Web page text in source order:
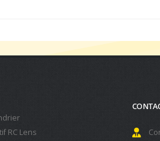
RC Lens